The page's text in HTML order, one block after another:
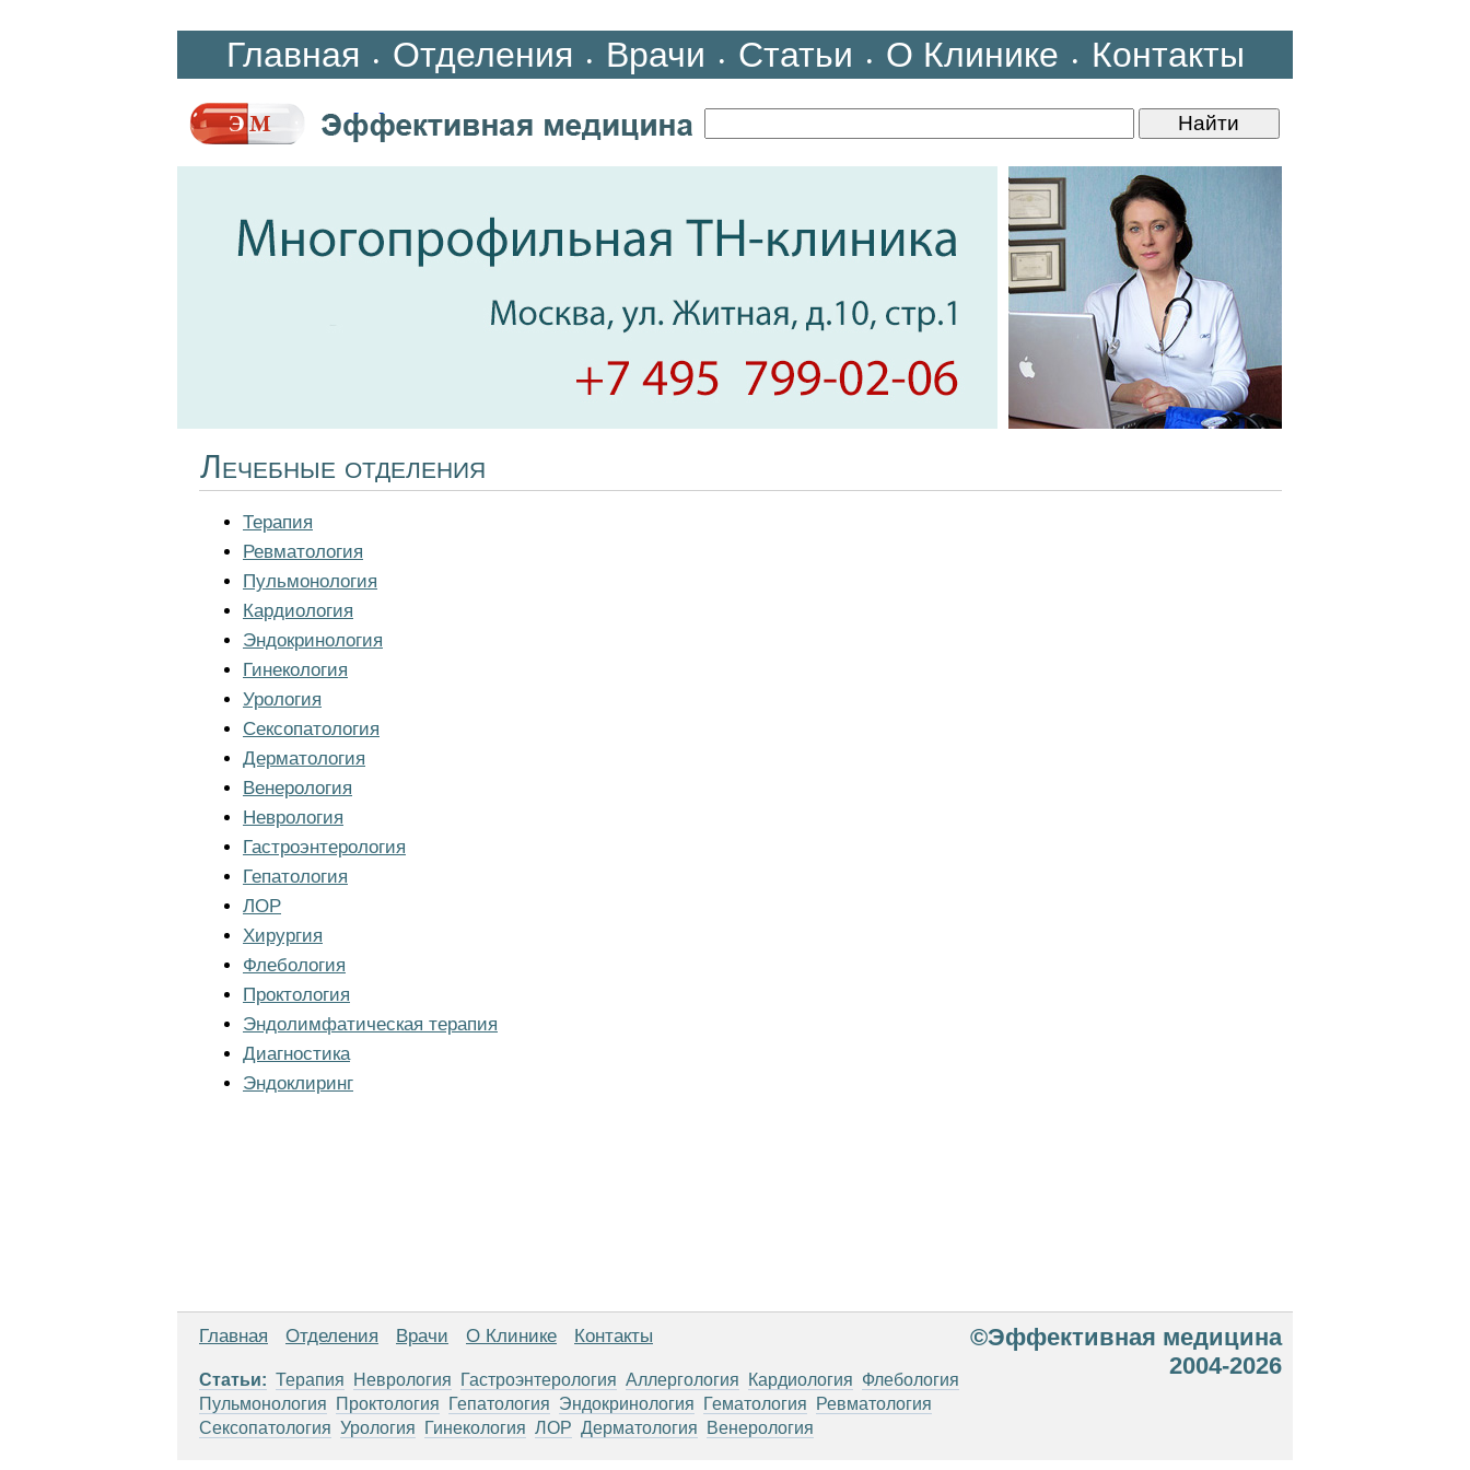
Главная • Отделения • Врачи • Статьи • О Клинике • Контакты
Лечебные отделения
Терапия
Ревматология
Пульмонология
Кардиология
Эндокринология
Гинекология
Урология
Сексопатология
Дерматология
Венерология
Неврология
Гастроэнтерология
Гепатология
ЛОР
Хирургия
Флебология
Проктология
Эндолимфатическая терапия
Диагностика
Эндоклиринг
Главная Отделения Врачи О Клинике Контакты
Статьи: Терапия Неврология Гастроэнтерология Аллергология Кардиология Флебология
Пульмонология
Проктология Гепатология Эндокринология Гематология
Ревматология
Сексопатология Урология Гинекология ЛОР Дерматология Венерология
©Эффективная медицина
2004-2026